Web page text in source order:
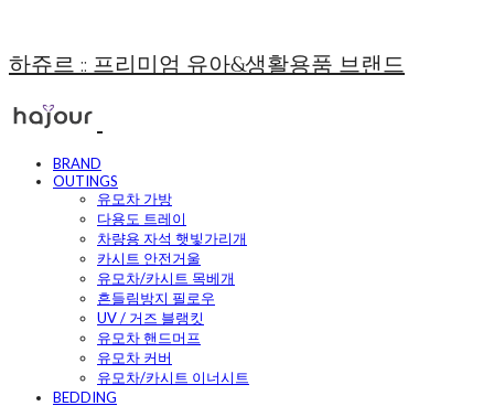
하쥬르 :: 프리미엄 유아&생활용품 브랜드
BRAND
OUTINGS
유모차 가방
다용도 트레이
차량용 자석 햇빛가리개
카시트 안전거울
유모차/카시트 목베개
흔들림방지 필로우
UV / 거즈 블랭킷
유모차 핸드머프
유모차 커버
유모차/카시트 이너시트
BEDDING